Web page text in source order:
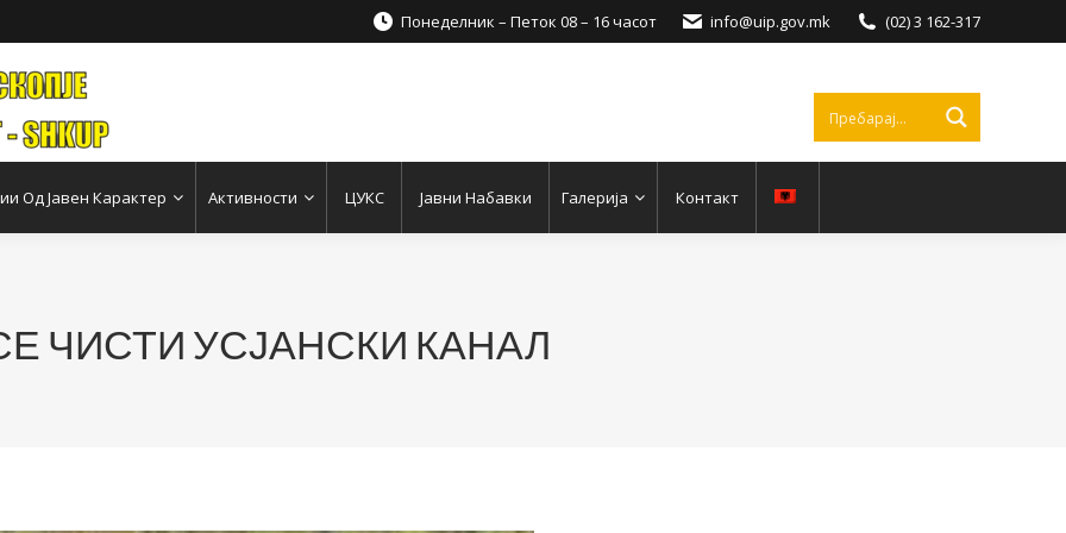
Понеделник – Петок 08 – 16 часот info@uip.gov.mk (02) 3 162-317
Од Јавен Карактер Активности ЦУКС Јавни Набавки Галерија Контакт
ЧИСТИ УСЈАНСКИ КАНАЛ